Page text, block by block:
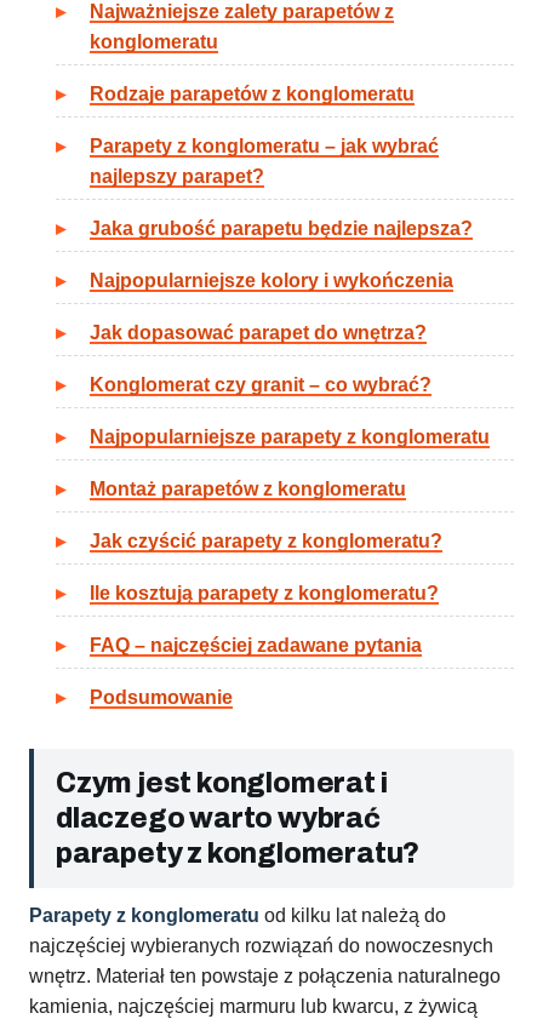
Najważniejsze zalety parapetów z
konglomeratu
Rodzaje parapetów z konglomeratu
Parapety z konglomeratu – jak wybrać
najlepszy parapet?
Jaka grubość parapetu będzie najlepsza?
Najpopularniejsze kolory i wykończenia
Jak dopasować parapet do wnętrza?
Konglomerat czy granit – co wybrać?
Najpopularniejsze parapety z konglomeratu
Montaż parapetów z konglomeratu
Jak czyścić parapety z konglomeratu?
Ile kosztują parapety z konglomeratu?
FAQ – najczęściej zadawane pytania
Podsumowanie
Czym jest konglomerat i
dlaczego warto wybrać
parapety z konglomeratu?
Parapety z konglomeratu od kilku lat należą do
najczęściej wybieranych rozwiązań do nowoczesnych
wnętrz. Materiał ten powstaje z połączenia naturalnego
kamienia, najczęściej marmuru lub kwarcu, z żywicą